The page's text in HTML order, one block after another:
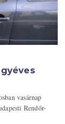
vasárnap
Rendőr-